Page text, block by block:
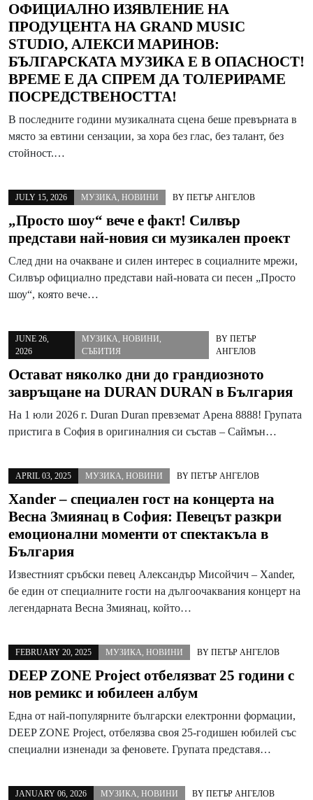
ОФИЦИАЛНО ИЗЯВЛЕНИЕ НА
ПРОДУЦЕНТА НА GRAND MUSIC
STUDIO, АЛЕКСИ МАРИНОВ:
БЪЛГАРСКАТА МУЗИКА Е В ОПАСНОСТ!
ВРЕМЕ Е ДА СПРЕМ ДА ТОЛЕРИРАМЕ
ПОСРЕДСТВЕНОСТТА!
В последните години музикалната сцена беше превърната в
място за евтини сензации, за хора без глас, без талант, без
стойност.…
JULY 15, 2026 МУЗИКА, НОВИНИ BY ПЕТЪР АНГЕЛОВ
„Просто шоу“ вече е факт! Силвър
представи най-новия си музикален проект
След дни на очакване и силен интерес в социалните мрежи,
Силвър официално представи най-новата си песен „Просто
шоу“, която вече…
JUNE 26,
2026
МУЗИКА, НОВИНИ,
СЪБИТИЯ
BY ПЕТЪР
АНГЕЛОВ
Остават няколко дни до грандиозното
завръщане на DURAN DURAN в България
На 1 юли 2026 г. Duran Duran превземат Арена 8888! Групата
пристига в София в оригиналния си състав – Саймън…
APRIL 03, 2025 МУЗИКА, НОВИНИ BY ПЕТЪР АНГЕЛОВ
Xander – специален гост на концерта на
Весна Змиянац в София: Певецът разкри
емоционални моменти от спектакъла в
България
Известният сръбски певец Александър Мисойчич – Xander,
бе един от специалните гости на дългоочаквания концерт на
легендарната Весна Змиянац, който…
FEBRUARY 20, 2025 МУЗИКА, НОВИНИ BY ПЕТЪР АНГЕЛОВ
DEEP ZONE Project отбелязват 25 години с
нов ремикс и юбилеен албум
Една от най-популярните български електронни формации,
DEEP ZONE Project, отбелязва своя 25-годишен юбилей със
специални изненади за феновете. Групата представя…
JANUARY 06, 2026 МУЗИКА, НОВИНИ BY ПЕТЪР АНГЕЛОВ